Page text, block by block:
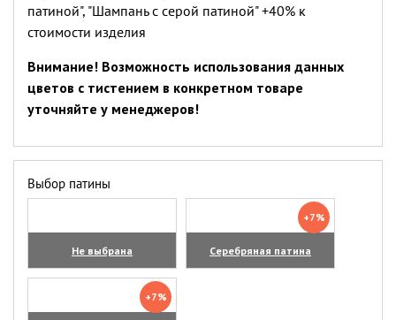
патиной", "Шампань с серой патиной" +40% к
стоимости изделия
Внимание! Возможность использования данных
цветов с тистением в конкретном товаре
уточняйте у менеджеров!
Выбор патины
Не выбрана Серебряная патина
+7%
+7%